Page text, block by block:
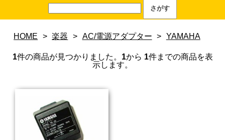
HOME > 楽器 > AC/電源アダプター > YAMAHA
1件の商品が見つかりました。 1から 1件までの商品を表
示します。